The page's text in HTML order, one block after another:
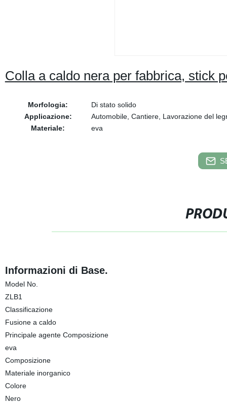
Colla a caldo nera per fabbrica, stick
Morfologia:
Di stato solido
Applicazione:
Automobile, Cantiere, Lavorazione del
Materiale:
eva
Informazioni di Base.
Model No.
ZLB1
Classificazione
Fusione a caldo
Principale agente Composizione
eva
Composizione
Materiale inorganico
Colore
Nero